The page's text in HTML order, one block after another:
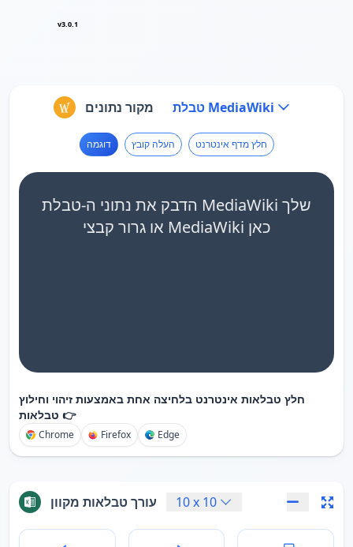
v3.0.1
מקור נתונים טבלת MediaWiki
דוגמה העלה קובץ חלץ מדף אינטרנט
הדבק את נתוני ה-טבלת MediaWiki שלך
או גרור קבצי MediaWiki כאן
חלץ טבלאות אינטרנט בלחיצה אחת באמצעות זיהוי וחילוץ
טבלאות 👉
Chrome Firefox Edge
עורך טבלאות מקוון 10x 10